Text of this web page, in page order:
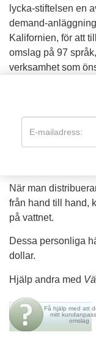
lycka-stiftelsen en
demand-
Kalifornien, för att
omslag på 97
verksamhet som
reproduktion för
som önskar trycka
häften för
När man
från hand till hand,
på vattnet.
Dessa personliga
dollar.
Hjälp andra med
Få hjälp med att
mitt
omslag